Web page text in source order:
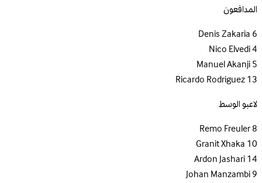
المدافعون
6
Denis Zakaria
4
Nico Elvedi
5
Manuel Akanji
13
Ricardo Rodriguez
لاعبو الوسط
8
Remo Freuler
10
Granit Xhaka
14
Ardon Jashari
9
Johan Manzambi